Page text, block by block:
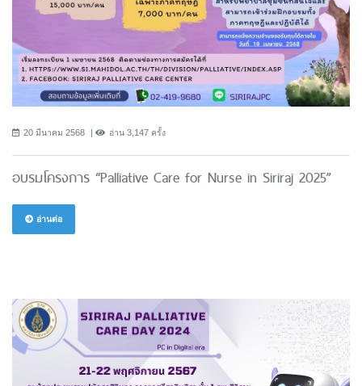
20 มีนาคม 2568 อ่าน 3,147 ครั้ง
อบรมโครงการ “Palliative Care for Nurse in Siriraj 2025”
อ่านต่อ